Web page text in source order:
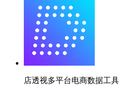
店透视多平台电商数据工具